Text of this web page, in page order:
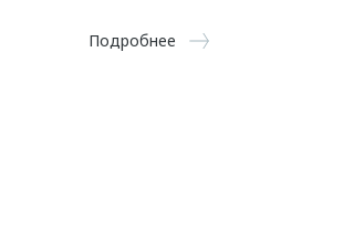
Подробнее